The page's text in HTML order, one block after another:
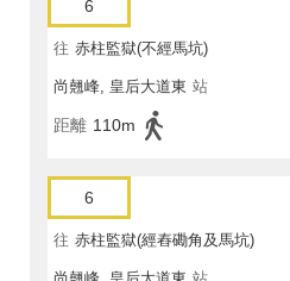
6
往 赤柱監獄(不經馬坑)
尚翹峰, 皇后大道東 站
距離 110m
6
往 赤柱監獄(經舂磡角及馬坑)